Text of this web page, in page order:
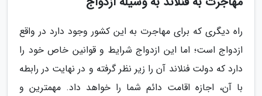
راه دیگری که برای مهاجرت به این کشور وجود دارد در واقع
ازدواج است؛ اما این ازدواج شرایط و قوانین خاص خود را
دارد که دولت فنلاند آن را زیر نظر گرفته و در نهایت در رابطه
با آن، اجازه اقامت دائم شما را خواهد داد. مهمترین و